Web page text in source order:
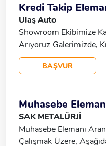
Için Bizimle Iletişime
Kredi Takip
Ulaş Auto
Showroom Ekibimize
Arıyoruz Galerimizde,
Başvuru Sürecini Satış
Edecek Takım
Otomotiv, Bankacılık
Deneyimli Takım
Çalışma Şartları:
09.30 - 17.00 Pazar
BAŞVUR
Muhasebe
SAK METALÜRJİ
Muhasebe Elemanı
Çalışmak Üzere,